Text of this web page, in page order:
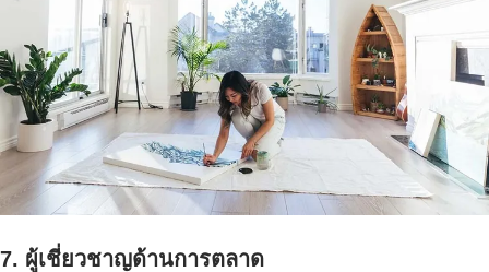
7. ผู้เชี่ยวชาญด้านการตลาด